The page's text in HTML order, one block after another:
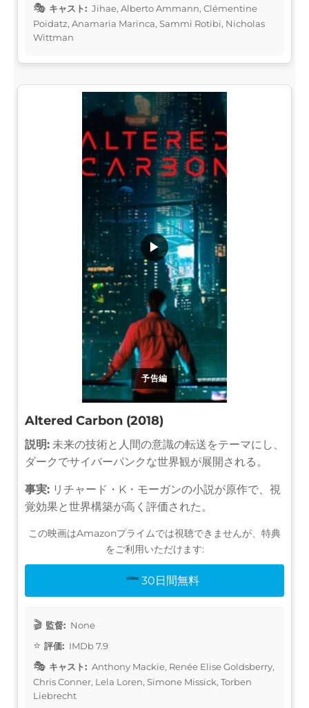
キャスト: Jihae, Alberto Ammann, Clémentine
Poidatz, Anamaria Marinca, Sammi Rotibi, Nicholas
Wittman
予告編
▶
Altered Carbon (2018)
説明: 未来の技術と人間の意識の転送をテーマにし、
ダークでサイバーパンクな世界観が展開される。
事実: リチャード・K・モーガンの小説が原作で、視
覚効果と世界構築が高く評価された。
この映画はAmazonプライムでは視聴できませんが、特典
をご利用いただけます:
30日間無料
監督: None
評価: IMDb 7.9
キャスト: Anthony Mackie, Renée Elise Goldsberry,
Chris Conner, Lela Loren, Simone Missick, Torben
Liebrecht